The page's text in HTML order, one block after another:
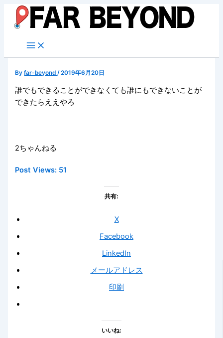
キ
Byfar-beyond/2019年6月20日
誰でもできることができなくても誰にもできないことが
できたらええやろ
2ちゃんねる
Post Views: 51
共有:
X
Facebook
LinkedIn
メールアドレス
印刷
いいね: